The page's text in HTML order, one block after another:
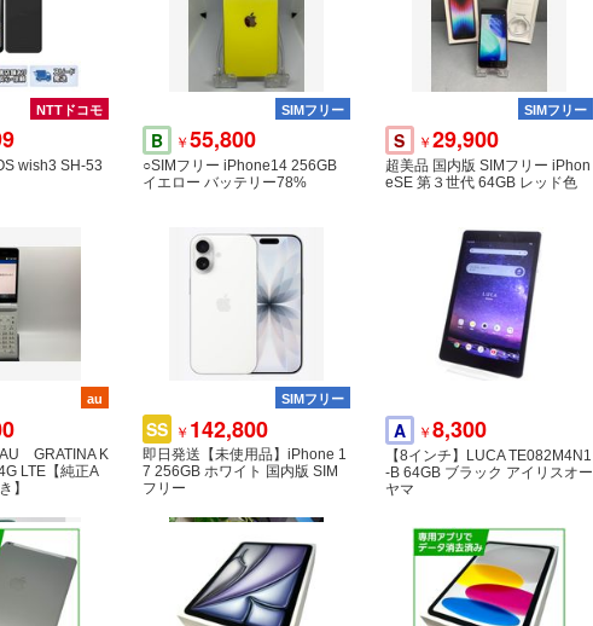
NTTドコモ
wish3 SH-53
SIMフリー
B ￥55,800
○SIMフリー iPhone14 256GB
イエロー バッテリー78%
SIMフリー
S ￥29,900
超美品 国内版 SIMフリー iPhon
eSE 第３世代 64GB レッド色
au
AU GRATINA K
LTE【純正A
】
SIMフリー
SS ￥ 142,800
即日発送【未使用品】iPhone 1
7 256GB ホワイト 国内版 SIM
フリー
A ￥8,300
【8インチ】LUCA TE082M4N1
-B 64GB ブラック アイリスオー
ヤマ